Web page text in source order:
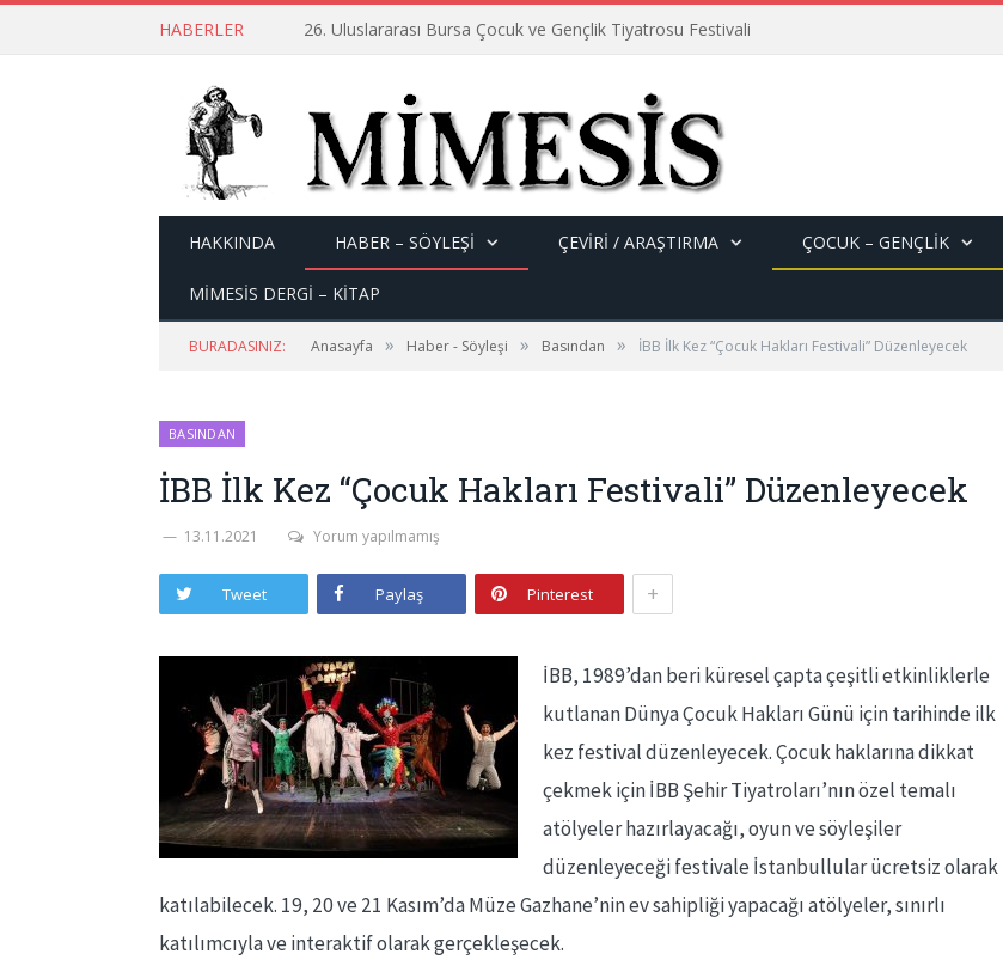
HABERLER 26. Uluslararası Bursa Çocuk ve Gençlik Tiyatrosu Festivali
HAKKINDA HABER – SÖYLEŞI ÇEVİRİ / ARAŞTIRMA ÇOCUK – GENÇLIK
MİMESİS DERGİ – KİTAP
BURADASINIZ: Anasayfa » Haber - Söyleşi » Basından » İBB İlk Kez “Çocuk Hakları Festivali” Düzenleyecek
BASINDAN
İBB İlk Kez “Çocuk Hakları Festivali” Düzenleyecek
13.11.2021 Yorum yapılmamış
Tweet Paylaş Pinterest +
İBB, 1989’dan beri küresel çapta çeşitli etkinliklerle
kutlanan Dünya Çocuk Hakları Günü için tarihinde ilk
kez festival düzenleyecek. Çocuk haklarına dikkat
çekmek için İBB Şehir Tiyatroları’nın özel temalı
atölyeler hazırlayacağı, oyun ve söyleşiler
düzenleyeceği festivale İstanbullular ücretsiz olarak
katılabilecek. 19, 20 ve 21 Kasım’da Müze Gazhane’nin ev sahipliği yapacağı atölyeler, sınırlı
katılımcıyla ve interaktif olarak gerçekleşecek.